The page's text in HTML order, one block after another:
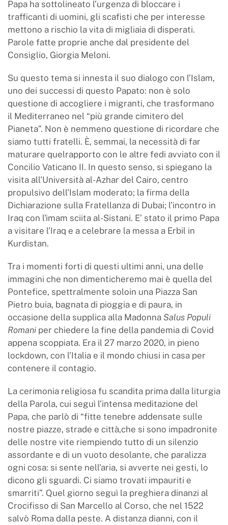
Papa ha sottolineato l’urgenza di bloccare i
trafficanti di uomini, gli scafisti che per interesse
mettono a rischio la vita di migliaia di disperati.
Parole fatte proprie anche dal presidente del
Consiglio, Giorgia Meloni.
Su questo tema si innesta il suo dialogo con l’Islam,
uno dei successi di questo Papato: non è solo
questione di accogliere i migranti, che trasformano
il Mediterraneo nel “più grande cimitero del
Pianeta”. Non è nemmeno questione di ricordare che
siamo tutti fratelli. È, semmai, la necessità di far
maturare quelrapporto con le altre fedi avviato con il
Concilio Vaticano II. In questo senso, si spiegano la
visita all'Università al-Azhar del Cairo, centro
propulsivo dell'Islam moderato; la firma della
Dichiarazione sulla Fratellanza di Dubai; l’incontro in
Iraq con l'imam sciita al-Sistani. E’ stato il primo Papa
a visitare l’Iraq e a celebrare la messa a Erbil in
Kurdistan.
Tra i momenti forti di questi ultimi anni, una delle
immagini che non dimenticheremo mai è quella del
Pontefice, spettralmente soloin una Piazza San
Pietro buia, bagnata di pioggia e di paura, in
occasione della supplica alla Madonna Salus Populi
Romani per chiedere la fine della pandemia di Covid
appena scoppiata. Era il 27 marzo 2020, in pieno
lockdown, con l’Italia e il mondo chiusi in casa per
contenere il contagio.
La cerimonia religiosa fu scandita prima dalla liturgia
della Parola, cui seguì l’intensa meditazione del
Papa, che parlò di “fitte tenebre addensate sulle
nostre piazze, strade e città,che si sono impadronite
delle nostre vite riempiendo tutto di un silenzio
assordante e di un vuoto desolante, che paralizza
ogni cosa: si sente nell’aria, si avverte nei gesti, lo
dicono gli sguardi. Ci siamo trovati impauriti e
smarriti”. Quel giorno seguì la preghiera dinanzi al
Crocifisso di San Marcello al Corso, che nel 1522
salvò Roma dalla peste. A distanza dianni, con il